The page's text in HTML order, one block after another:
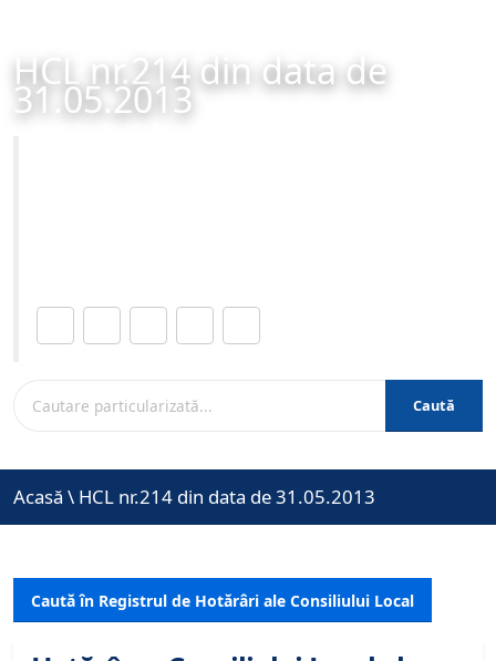
HCL nr.214 din data de
31.05.2013
Caută
Acasă \ HCL nr.214 din data de 31.05.2013
Caută în Registrul de Hotărâri ale Consiliului Local